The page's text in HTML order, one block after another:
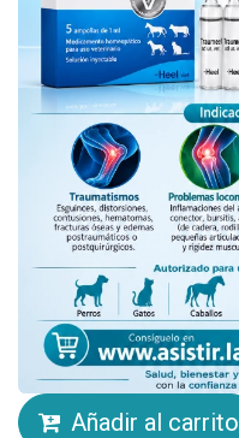
Añadir al carrito